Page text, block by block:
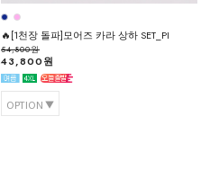
🔥[1천장 돌파]모어즈 카라 상하 SET_PI
54,800원
43,800원
OPTION